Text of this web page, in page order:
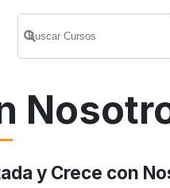
y Crece con